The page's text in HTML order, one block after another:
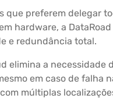
que preferem delegar
hardware, a
e redundância total.
elimina a
em caso de falha
múltiplas